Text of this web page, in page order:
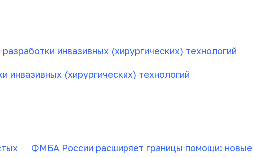
инвазивных (хирургических) технологий
(хирургических) технологий
ФМБА России расширяет границы помощи: новые